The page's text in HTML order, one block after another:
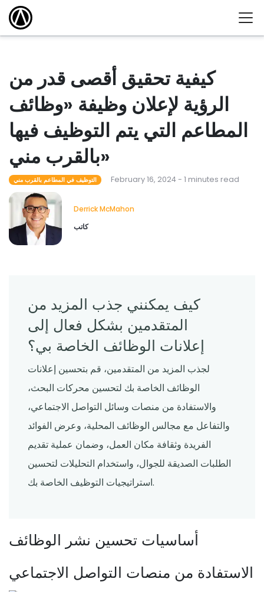
كيفية تحقيق أقصى قدر من
الرؤية لإعلان وظيفة «وظائف
المطاعم التي يتم التوظيف فيها
بالقرب مني»
التوظيف في المطاعم بالقرب مني February 16, 2024 - 1 minutes read
Derrick McMahon
كاتب
كيف يمكنني جذب المزيد من
المتقدمين بشكل فعال إلى
إعلانات الوظائف الخاصة بي؟
لجذب المزيد من المتقدمين، قم بتحسين إعلانات
الوظائف الخاصة بك لتحسين محركات البحث،
والاستفادة من منصات وسائل التواصل الاجتماعي،
والتفاعل مع مجالس الوظائف المحلية، وعرض الفوائد
الفريدة وثقافة مكان العمل، وضمان عملية تقديم
الطلبات الصديقة للجوال، واستخدام التحليلات لتحسين
استراتيجيات التوظيف الخاصة بك.
أساسيات تحسين نشر الوظائف
الاستفادة من منصات التواصل الاجتماعي